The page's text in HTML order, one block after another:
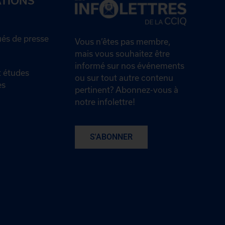
de presse
études
Vous n’êtes pas membre,
mais vous souhaitez être
informé sur nos événements
ou sur tout autre contenu
pertinent? Abonnez-vous à
notre infolettre!
S'ABONNER